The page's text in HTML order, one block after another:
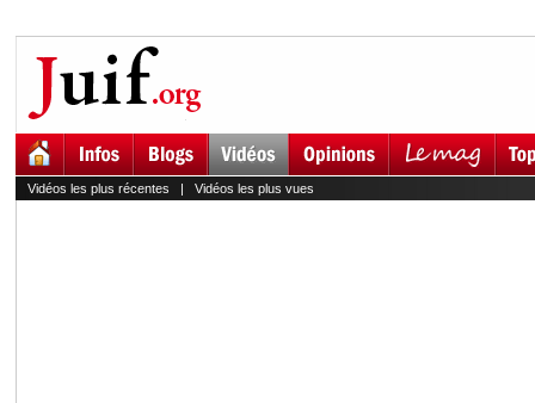
Vidéos les plus récentes | Vidéos les plus vues